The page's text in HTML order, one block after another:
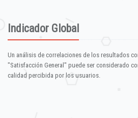
Indicador Global
Un análisis de correlaciones de los resultados
"Satisfacción General" puede ser considerado
calidad percibida por los usuarios.